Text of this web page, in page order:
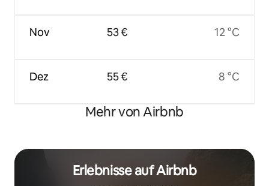
Nov
Dez
53 €
55 €
12 °C
8 °C
Mehr von Airbnb
Erlebnisse auf Airbnb